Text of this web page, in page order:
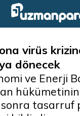
virüs
dönecek
ve Enerji
tasarruf